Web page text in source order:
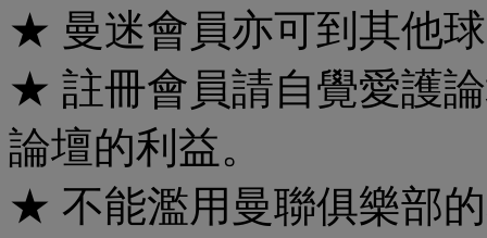
★ 曼迷會員亦可到其他
★ 註冊會員請自覺愛護
論壇的利益。
★ 不能濫用曼聯俱樂部